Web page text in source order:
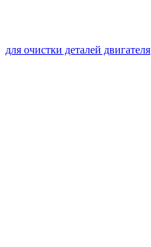
для очистки деталей двигателя